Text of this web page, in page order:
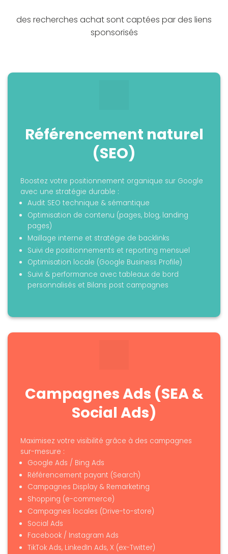
des recherches achat sont captées par des liens
sponsorisés
Référencement naturel
(SEO)
Boostez votre positionnement organique sur Google
avec une stratégie durable :
Audit SEO technique & sémantique
Optimisation de contenu (pages, blog, landing
pages)
Maillage interne et stratégie de backlinks
Suivi de positionnements et reporting mensuel
Optimisation locale (Google Business Profile)
Suivi & performance avec tableaux de bord
personnalisés et Bilans post campagnes
Campagnes Ads (SEA &
Social Ads)
Maximisez votre visibilité grâce à des campagnes
sur-mesure :
Google Ads / Bing Ads
Référencement payant (Search)
Campagnes Display & Remarketing
Shopping (e-commerce)
Campagnes locales (Drive-to-store)
Social Ads
Facebook / Instagram Ads
TikTok Ads, LinkedIn Ads, X (ex-Twitter)